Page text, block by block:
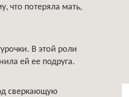
что потеряла мать,
В этой роли
ей ее подруга.
сверкающую